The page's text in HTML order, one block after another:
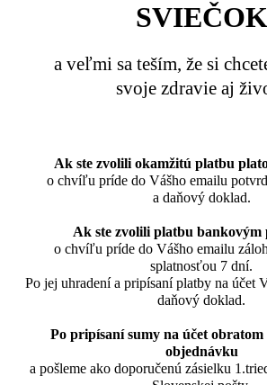
SVIEČOK
a veľmi sa teším, že si
svoje zdravie aj
Ak ste zvolili okamžitú platbu
o chvíľu príde do Vášho emailu
a daňový doklad.
Ak ste zvolili platbu bankovým
o chvíľu príde do Vášho emailu
splatnosťou 7 dní.
Po jej uhradení a pripísaní platby na účet
daňový doklad.
Po pripísaní sumy na účet obratom
objednávku
a pošleme ako doporučenú zásielku